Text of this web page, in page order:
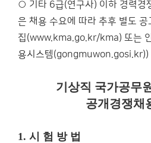
○ 기타 6급(연구사) 이하 경력경
은 채용 수요에 따라 추후 별도 공
집(www.kma.go.kr/kma) 또는
용시스템(gongmuwon.gosi.kr))
기상직 국가공무원
공개경쟁채
1. 시 험 방 법